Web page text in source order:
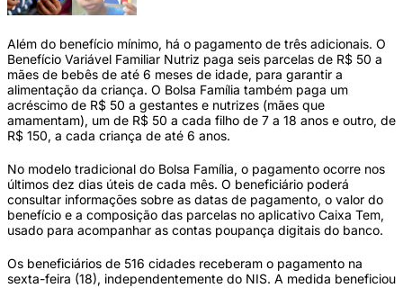
Além do benefício mínimo, há o pagamento de três adicionais. O
Benefício Variável Familiar Nutriz paga seis parcelas de R$ 50 a
mães de bebês de até 6 meses de idade, para garantir a
alimentação da criança. O Bolsa Família também paga um
acréscimo de R$ 50 a gestantes e nutrizes (mães que
amamentam), um de R$ 50 a cada filho de 7 a 18 anos e outro, de
R$ 150, a cada criança de até 6 anos.
No modelo tradicional do Bolsa Família, o pagamento ocorre nos
últimos dez dias úteis de cada mês. O beneficiário poderá
consultar informações sobre as datas de pagamento, o valor do
benefício e a composição das parcelas no aplicativo Caixa Tem,
usado para acompanhar as contas poupança digitais do banco.
Os beneficiários de 516 cidades receberam o pagamento na
sexta-feira (18), independentemente do NIS. A medida beneficiou